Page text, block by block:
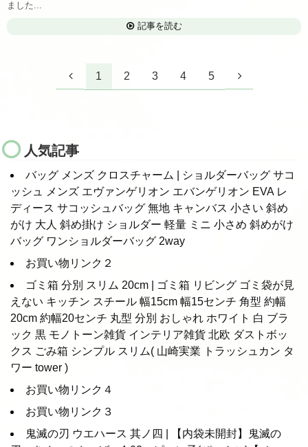
ました...
記事を読む
1 2 3 4 5
人気記事
バッグ メンズ クロスチャーム | ショルダーバッグ サコ
ッシュ メンズ エヴァンゲリオン エバンゲリオン EVA レ
ディース サコッシュバッグ 無地 キャンバス 小さい 斜め
がけ 大人 斜め掛け ショルダー 軽量 ミニ 小さめ 斜めがけ
バッグ ワンショルダーバッグ 2way
お買い物リンク２
ゴミ箱 分別 スリム 20cm | ゴミ箱 リビング ゴミ袋が見
えない キッチン スチール 幅15cm 幅15センチ 角型 約幅
20cm 約幅20センチ 丸型 分別 おしゃれ ホワイト 白 ブラ
ック 黒 モノトーン雑貨 インテリア雑貨 北欧 ダストボッ
クス ごみ箱 シンプル スリム( 山崎実業 トラッシュカン タ
ワー tower )
お買い物リンク４
お買い物リンク３
鬼滅の刃 ウエハース 其ノ四 | 【内袋未開封】鬼滅の